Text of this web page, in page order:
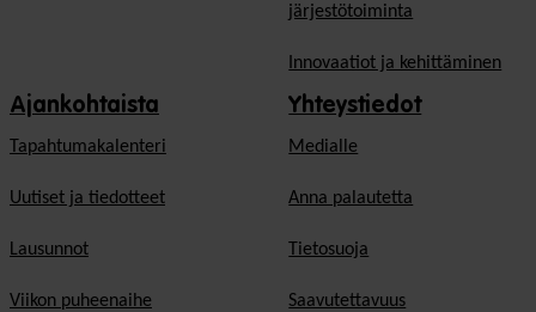
järjestötoiminta
Innovaatiot ja kehittäminen
Ajankohtaista
Tapahtumakalenteri
Uutiset ja tiedotteet
Lausunnot
Viikon puheenaihe
Yhteystiedot
Medialle
Anna palautetta
Tietosuoja
Saavutettavuus